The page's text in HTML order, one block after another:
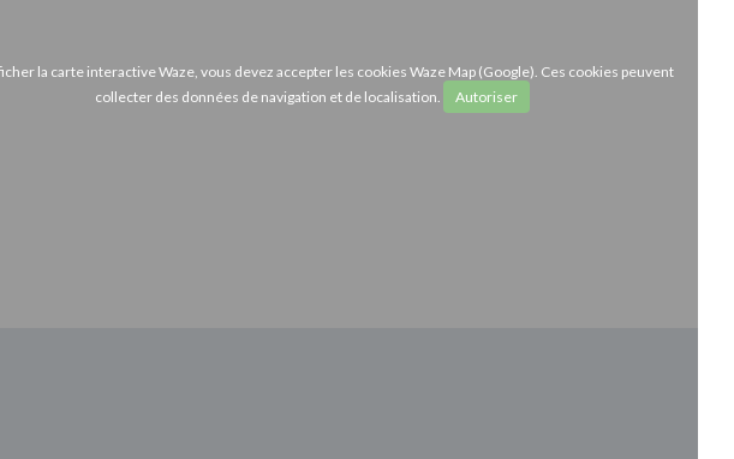
la carte interactive Waze, vous devez accepter les cookies Waze Map (Google). Ces cookies peuvent
collecter des données de navigation et de localisation.
Autoriser